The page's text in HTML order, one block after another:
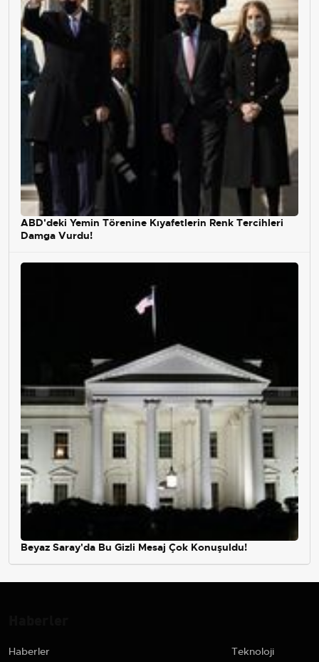
ABD'deki Yemin Törenine Kıyafetlerin Renk Tercihleri
Damga Vurdu!
Beyaz Saray'da Bu Gizli Mesaj Çok Konuşuldu!
Haberler
Teknoloji